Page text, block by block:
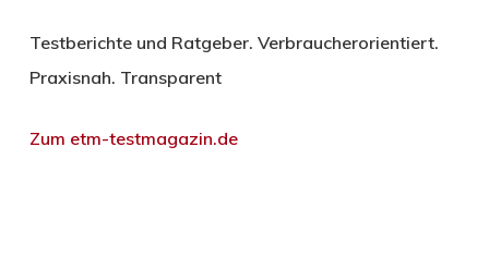
Testberichte und Ratgeber. Verbraucherorientiert.
Praxisnah. Transparent
Zum etm-testmagazin.de